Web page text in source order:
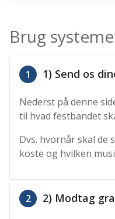
Brug
1 1) Send os
Nederst på denne
til hvad festbandet
Dvs. hvornår skal de
koste og hvilken
2 2) Modtag